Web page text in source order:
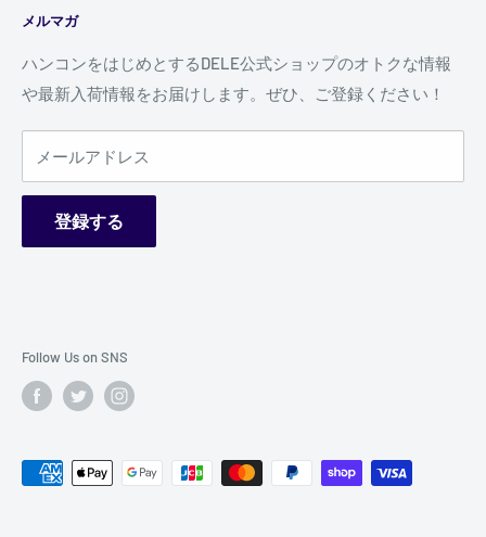
り消しも自由にできます。
買い物かごのページの下部の「レジに進む」をクリックし
てください。
を、会員登録せずに購入したい場合は配送情報などをご入
力の上お買い求めください。「お届け先」「配達希望日」
「配達希望時間」「お支払い方法」などを指定してくださ
い。
表示されたら、ご注文手続きは完了です。
ご注文内容を記載した「ご注文確認メール」が送信されま
（PlayStation、Xbox）用のアクセサリー等、あらゆるゲ
詳しくはこちら
商品の保証について
個人情報の取り扱いについて
特定商取引法に基づく表示
ご利用規約
お問い合わせ
分割払い（JACCSショッピングクレジット）とは？
メルマガ
ハンコンをはじめとするDELE公式ショップのオトクな情報
や最新入荷情報をお届けします。ぜひ、ご登録ください！
メールアドレス
登録する
Follow Us on SNS